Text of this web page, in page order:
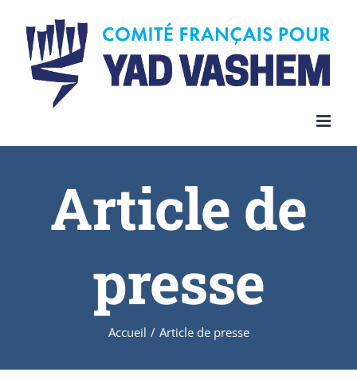
Article de
presse
Accueil / Article de presse